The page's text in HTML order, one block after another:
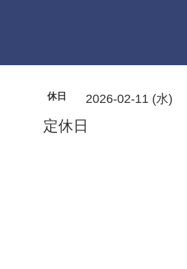
休日 2026-02-11 (水)
定休日